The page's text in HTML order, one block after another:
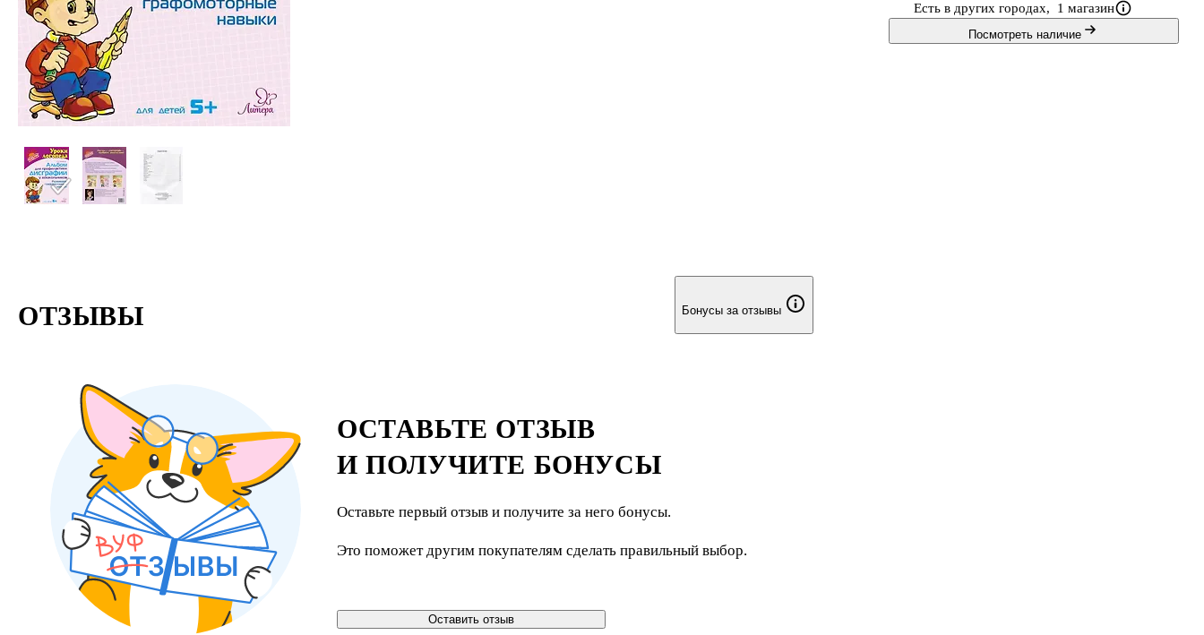
Есть в других городах, 1 магазин
Посмотреть наличие
ОТЗЫВЫ Бонусы за отзывы
ОСТАВЬТЕ ОТЗЫВ
И ПОЛУЧИТЕ БОНУСЫ
Оставьте первый отзыв и получите за него бонусы.
Это поможет другим покупателям сделать правильный выбор.
Оставить отзыв